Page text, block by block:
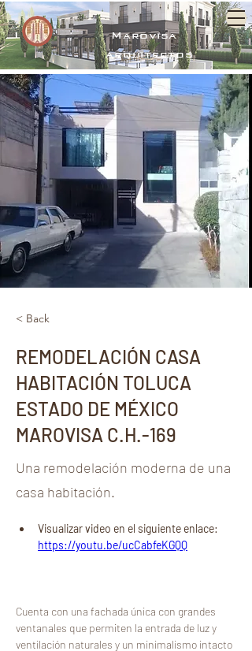
Marovisa
arquitectos
< Back
REMODELACIÓN CASA
HABITACIÓN TOLUCA
ESTADO DE MÉXICO
MAROVISA C.H.-169
Una remodelación moderna de una
casa habitación.
Visualizar video en el siguiente enlace:
https://youtu.be/ucCabfeKGQQ
Cuenta con una fachada única con grandes
ventanales que permiten la entrada de luz y
ventilación naturales y un minimalismo intacto